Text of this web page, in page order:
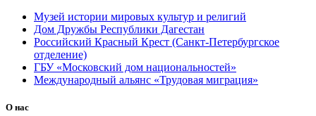
Музей истории мировых культур и религий
Дом Дружбы Республики Дагестан
Российский Красный Крест (Санкт-Петербургское
отделение)
ГБУ «Московский дом национальностей»
Международный альянс «Трудовая миграция»
О нас